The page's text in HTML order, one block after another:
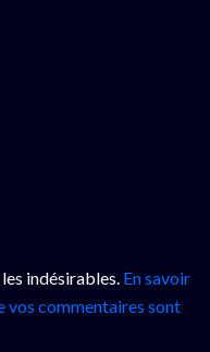
indésirables. En savoir
vos commentaires sont